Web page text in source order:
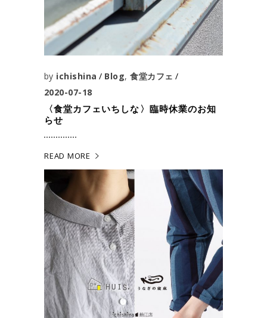
by ichishina Blog,食堂カフェ
2020-07-18
〈食堂カフェいちしな〉臨時休業のお知
らせ
READ MORE